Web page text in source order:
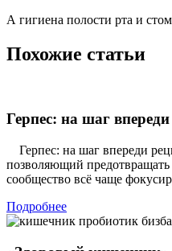
А гигиена полости рта и
Похожие статьи
Герпес: на шаг
Герпес: на шаг впереди
позволяющий
сообщество всё чаще
Подробнее